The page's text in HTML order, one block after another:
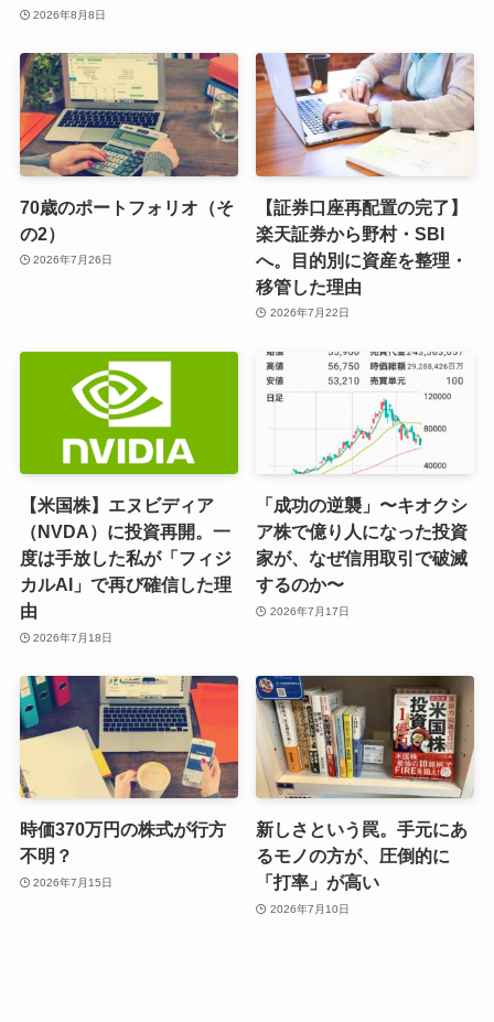
2026年8月8日
70歳のポートフォリオ（そ
の2）
2026年7月26日
【証券口座再配置の完了】
楽天証券から野村・SBI
へ。目的別に資産を整理・
移管した理由
2026年7月22日
【米国株】エヌビディア
（NVDA）に投資再開。一
度は手放した私が「フィジ
カルAI」で再び確信した理
由
2026年7月18日
「成功の逆襲」〜キオクシ
ア株で億り人になった投資
家が、なぜ信用取引で破滅
するのか〜
2026年7月17日
時価370万円の株式が行方
不明？
2026年7月15日
新しさという罠。手元にあ
るモノの方が、圧倒的に
「打率」が高い
2026年7月10日